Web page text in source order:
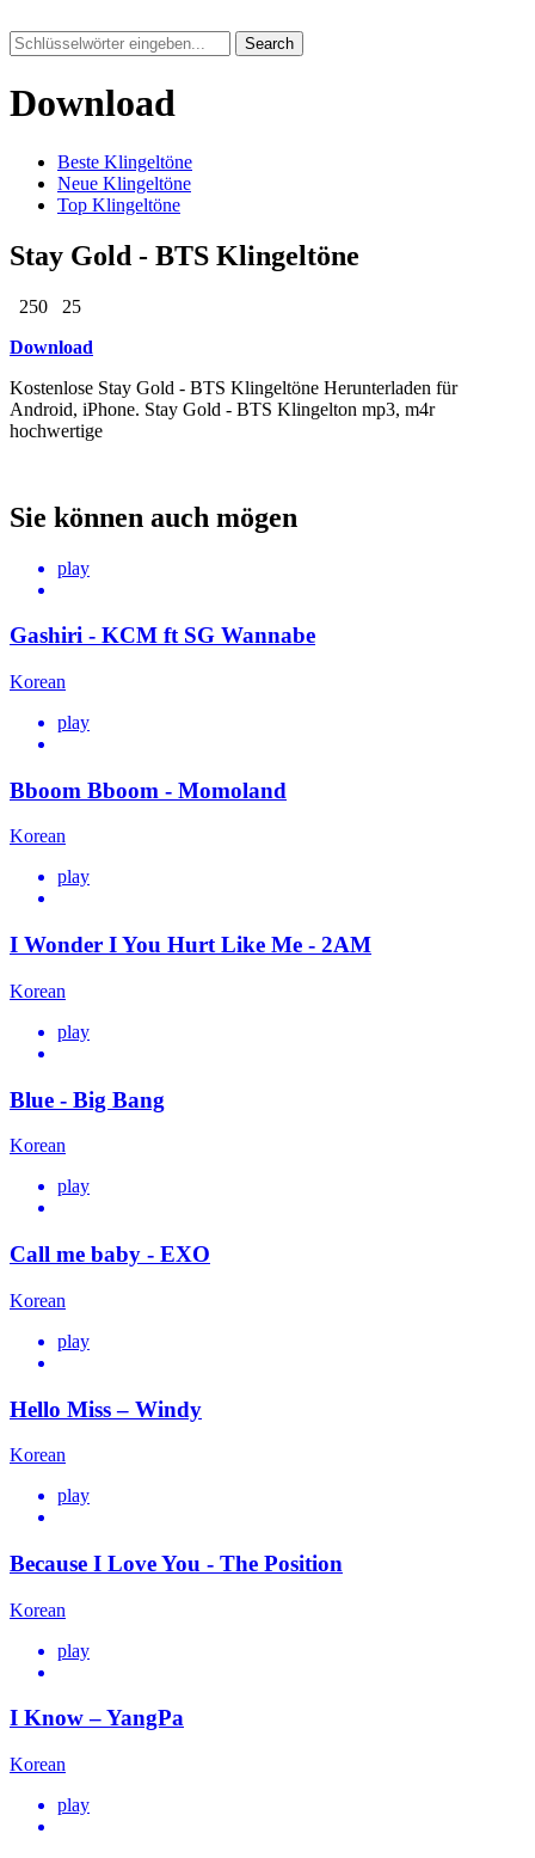
Search
Download
Beste Klingeltöne
Neue Klingeltöne
Top Klingeltöne
Stay Gold - BTS Klingeltöne
250
25
Download
Kostenlose Stay Gold - BTS Klingeltöne Herunterladen für
Android, iPhone. Stay Gold - BTS Klingelton mp3, m4r
hochwertige
Sie können auch mögen
play
Gashiri - KCM ft SG Wannabe
Korean
play
Bboom Bboom - Momoland
Korean
play
I Wonder I You Hurt Like Me - 2AM
Korean
play
Blue - Big Bang
Korean
play
Call me baby - EXO
Korean
play
Hello Miss – Windy
Korean
play
Because I Love You - The Position
Korean
play
I Know – YangPa
Korean
play